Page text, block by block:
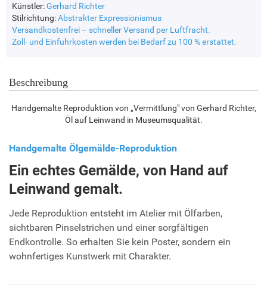
Künstler:Gerhard Richter
Stilrichtung:Abstrakter Expressionismus
Versandkostenfrei – schneller Versand per Luftfracht.
Zoll- und Einfuhrkosten werden bei Bedarf zu 100 % erstattet.
Beschreibung
Handgemalte Reproduktion von „Vermittlung" von Gerhard Richter,
Öl auf Leinwand in Museumsqualität.
Handgemalte Ölgemälde-Reproduktion
Ein echtes Gemälde, von Hand auf
Leinwand gemalt.
Jede Reproduktion entsteht im Atelier mit Ölfarben,
sichtbaren Pinselstrichen und einer sorgfältigen
Endkontrolle. So erhalten Sie kein Poster, sondern ein
wohnfertiges Kunstwerk mit Charakter.